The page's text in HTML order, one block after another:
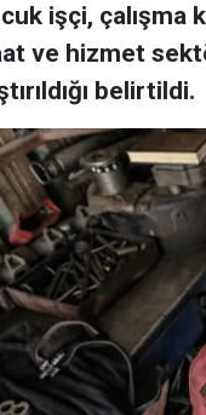
işçi, çalışma
ve hizmet
belirtildi.